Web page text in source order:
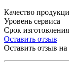
Качество
Уровень сервиса
Срок изготовления
Оставить отзыв
Оставить отзыв